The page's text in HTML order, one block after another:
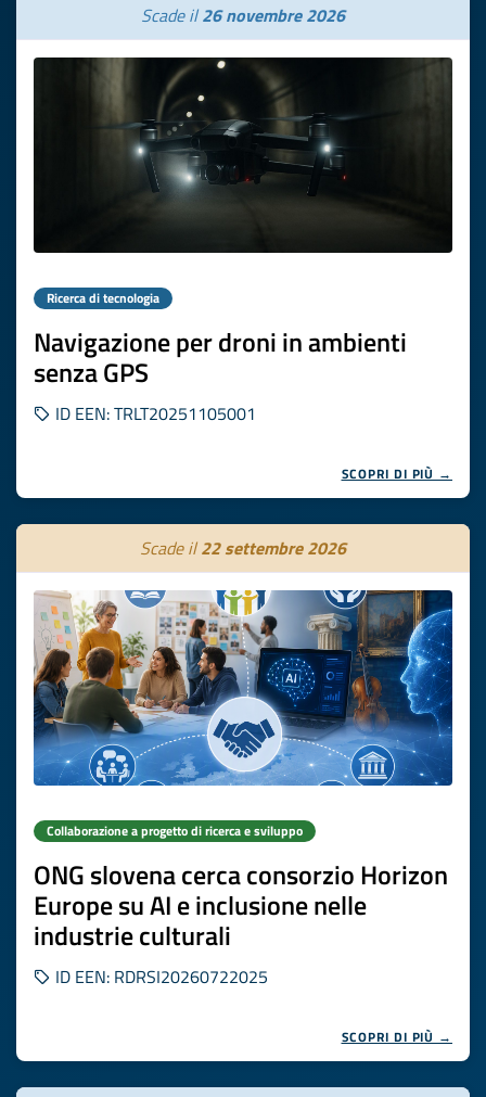
Scade il26 novembre 2026
Ricerca di tecnologia
Navigazione per droni in ambienti
senza GPS
ID EEN: TRLT20251105001
SCOPRI DI PIÙ →
Scade il22 settembre 2026
Collaborazione a progetto di ricerca e sviluppo
ONG slovena cerca consorzio Horizon
Europe su AI e inclusione nelle
industrie culturali
ID EEN: RDRSI20260722025
SCOPRI DI PIÙ →